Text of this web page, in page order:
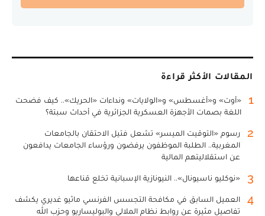
المقالات الأكثر قراءة
1
«أوت» و«أغسطس» و«الولايات» ونداءات «الحريك».. كيف فضحت
اللغة بصمات الأجهزة العسكرية الجزائرية في أحداث سبتة؟
2
رسوم «التوقيت الميسر» تشعل فتيل الاحتقان بالجامعات
المغربية.. الطلبة الموظفون يرفضون ورؤساء الجامعات يدافعون
عن استقلاليتهم المالية
3 «نوكليو ناسيونال».. النيونازية الإسبانية تخلع قناعها
4
العميل السابق في مكافحة التجسس الفرنسي ماثيو غديري يكشف
تفاصيل مثيرة عن روابط نظام الملالي والبوليساريو وحزب الله